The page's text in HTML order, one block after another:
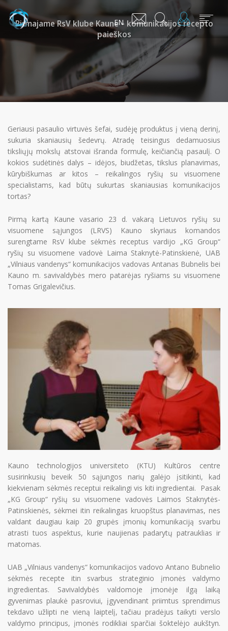
EN
Mes
Narystė
Aktualijos
Renginiai
PRISIJUNGTI →
Pamiršote slaptažodį?Spauskite čia
Norite tapti nariu?Spauskite čia
Pirmajame RsV klube Kaune – komunikacijos recepto
paieškos
Geriausi pasaulio virtuvės šefai, sudėję produktus į vieną derinį,
sukuria skaniausių šedevrų. Atradę teisingus dedamuosius
tiksliųjų mokslų atstovai išranda formulę, keičiančią pasaulį. O
kokios sudėtinės dalys – idėjos, biudžetas, tikslus planavimas,
kūrybiškumas ar kitos – reikalingos ryšių su visuomene
specialistams, kad būtų sukurtas skaniausias komunikacijos
tortas?
Pirmą kartą Kaune vasario 23 d. vakarą Lietuvos ryšių su
visuomene sąjungos (LRVS) Kauno skyriaus komandos
surengtame RsV klube sėkmės receptus vardijo „KG Group“
ryšių su visuomene vadovė Laima Staknytė-Patinskienė, UAB
„Vilniaus vandenys“ komunikacijos vadovas Antanas Bubnelis bei
Kauno m. savivaldybės mero patarėjas ryšiams su visuomene
Tomas Grigalevičius.
Kauno technologijos universiteto (KTU) Kultūros centre
susirinkusių beveik 50 sąjungos narių galėjo įsitikinti, kad
kiekvienam sėkmės receptui reikalingi vis kiti ingredientai. Pasak
„KG Group“ ryšių su visuomene vadovės Laimos Staknytės-
Patinskienės, sėkmei itin reikalingas kruopštus planavimas, nes
valdant daugiau kaip 20 grupės įmonių komunikaciją svarbu
atrasti tuos aspektus, kurie naujienas padarytų patrauklias ir
matomas.
UAB „Vilniaus vandenys“ komunikacijos vadovo Antano Bubnelio
sėkmės recepte itin svarbus strateginio įmonės valdymo
ingredientas. Savivaldybės valdomoje įmonėje ilgą laiką
gyvenimas plaukė pasroviui, įgyvendinant priimtus sprendimus
tekdavo užlipti ne vieną laiptelį, tačiau pradėjus taikyti verslo
valdymo principus, įmonės rodikliai sparčiai šoktelėjo aukštyn.